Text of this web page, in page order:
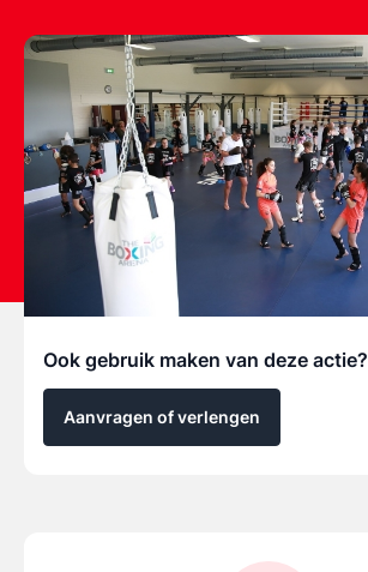
Ook gebruik maken van deze actie?
Aanvragen of verlengen